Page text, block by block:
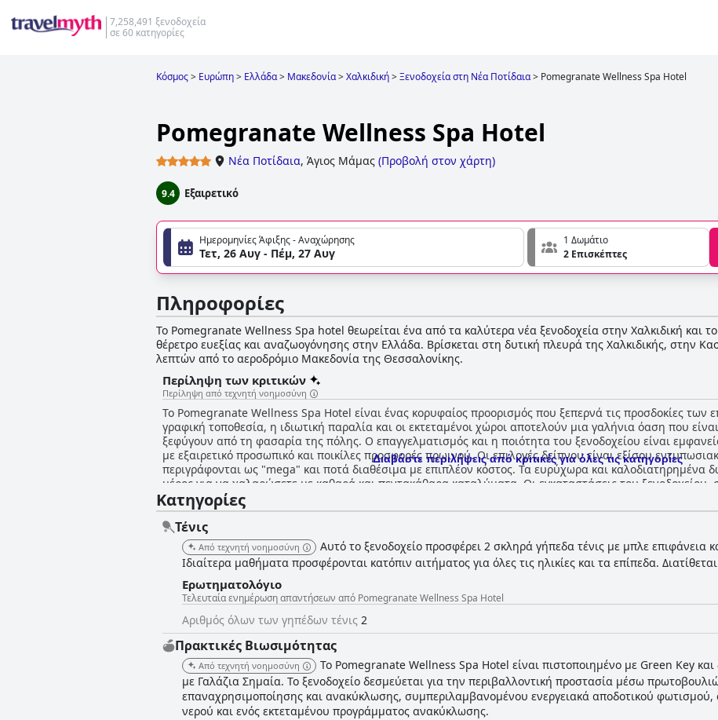
7,258,491 ξενοδοχεία
σε 60 κατηγορίες
Κόσμος> Ευρώπη> Ελλάδα> Μακεδονία>Χαλκιδική>Ξενοδοχεία στη Νέα Ποτίδαια> Pomegranate Wellness Spa Hotel
Pomegranate Wellness Spa Hotel
Νέα Ποτίδαια, Άγιος Μάμας (Προβολή στον χάρτη)
9.4 Εξαιρετικό
Ημερομηνίες Άφιξης - Αναχώρησης
Τετ, 26 Αυγ - Πέμ, 27 Αυγ
1 Δωμάτιο
2 Επισκέπτες
Πληροφορίες
Το Pomegranate Wellness Spa hotel θεωρείται ένα από τα καλύτερα νέα ξενοδοχεία στην Χαλκιδική και
θέρετρο ευεξίας και αναζωογόνησης στην Ελλάδα. Βρίσκεται στη δυτική πλευρά της Χαλκιδικής, στην
λεπτών από το αεροδρόμιο Μακεδονία της Θεσσαλονίκης.
Περίληψη των κριτικών
Περίληψη από τεχνητή νοημοσύνη
Το Pomegranate Wellness Spa Hotel είναι ένας κορυφαίος προορισμός που ξεπερνά τις προσδοκίες των
γραφική τοποθεσία, η ιδιωτική παραλία και οι εκτεταμένοι χώροι αποτελούν μια γαλήνια όαση που
ξεφύγουν από τη φασαρία της πόλης. Ο επαγγελματισμός και η ποιότητα του ξενοδοχείου είναι
με εξαιρετικό προσωπικό και ποικίλες προσφορές πρωινού. Οι επιλογές δείπνου είναι εξίσου
περιγράφονται ως "mega" και ποτά διαθέσιμα με επιπλέον κόστος. Τα ευρύχωρα και καλοδιατηρημένα
μέρος για να χαλαρώσετε με καθαρά και πεντακάθαρα καταλύματα. Οι εγκαταστάσεις του
και των πισινών, ξεπερνούν τις προσδοκίες, παρά κάποια μικρά προβλήματα με το μασάζ και τα
ότι θα έχουν μια αξέχαστη διαμονή με τις δραστηριότητες για παιδιά και τα ευρύχωρα οικογενειακά
Wellness Spa Hotel είναι η επιτομή της πολυτέλειας και ένα ιδανικό σημείο για διακοπές.
Διαβάστε περιλήψεις από κριτικές για όλες τις κατηγορίες
Κατηγορίες
Τένις
Από τεχνητή νοημοσύνη
Αυτό το ξενοδοχείο προσφέρει 2 σκληρά γήπεδα τένις με μπλε επιφάνεια
Ιδιαίτερα μαθήματα προσφέρονται κατόπιν αιτήματος για όλες τις ηλικίες και τα επίπεδα.
Ερωτηματολόγιο
Τελευταία ενημέρωση απαντήσεων από Pomegranate Wellness Spa Hotel
Αριθμός όλων των γηπέδων τένις 2
Πρακτικές Bιωσιμότητας
Από τεχνητή νοημοσύνη
Το Pomegranate Wellness Spa Hotel είναι πιστοποιημένο με Green Key
με Γαλάζια Σημαία. Το ξενοδοχείο δεσμεύεται για την περιβαλλοντική προστασία μέσω
επαναχρησιμοποίησης και ανακύκλωσης, συμπεριλαμβανομένου ενεργειακά αποδοτικού
νερού και ενός εκτεταμένου προγράμματος ανακύκλωσης.